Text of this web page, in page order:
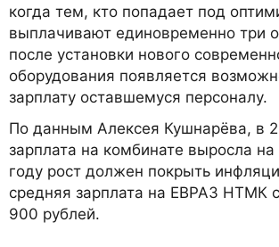
когда тем, кто попадает под
выплачивают единовременно три
после установки нового
оборудования появляется
зарплату оставшемуся персоналу.
По данным Алексея Кушнарёва, в
зарплата на комбинате выросла на
году рост должен покрыть
средняя зарплата на ЕВРАЗ НТМК
900 рублей.